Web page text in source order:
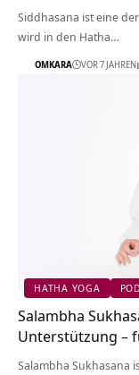
Siddhasana ist eine
wird in den Hatha…
OMKARA VOR 7 JAHREN
HATHA YOGA
Salambha
Unterstützung –
Salambha Sukhasana